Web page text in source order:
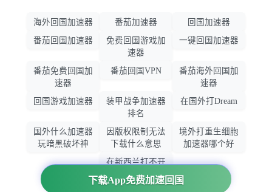
下载App免费加速回国
海外回国加速器 番茄加速器
回国加速器
番茄回国加速器
免费回国游戏加
速器
一键回国加速器
番茄免费回国加
速器
番茄回国VPN
番茄海外回国加
速器
回国游戏加速器
装甲战争加速器
排名
在国外打Dream
国外什么加速器
玩暗黑破坏神
因版权限制无法
下载什么意思
境外打重生细胞
加速器哪个好
在新西兰打不开
大智慧怎么办